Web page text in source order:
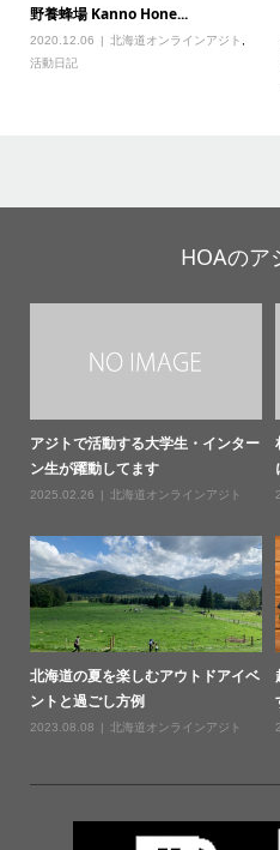
野養蜂場 Kanno Hone...
2020.12.06 北海道オンラインアジト
活動日記
HOAのア
アジトで活動する大学生・インター
ン生が躍動してます
2025.02.26 北海道オンラインアジト
北海道の夏を楽しむアウトドアイベ
ントと過ごし方例
2023.08.08 北海道オンラインアジト